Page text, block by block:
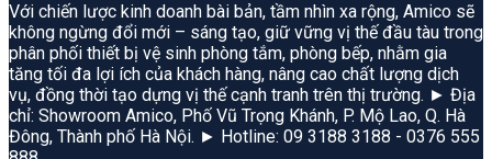
Với chiến lược kinh doanh bài bản, tầm nhìn xa rộng, Amico sẽ
không ngừng đổi mới – sáng tạo, giữ vững vị thế đầu tàu trong
phân phối thiết bị vệ sinh phòng tắm, phòng bếp, nhằm gia
tăng tối đa lợi ích của khách hàng, nâng cao chất lượng dịch
vụ, đồng thời tạo dựng vị thế cạnh tranh trên thị trường. ► Địa
chỉ: Showroom Amico, Phố Vũ Trọng Khánh, P. Mộ Lao, Q. Hà
Đông, Thành phố Hà Nội. ► Hotline: 09 3188 3188 - 0376 555